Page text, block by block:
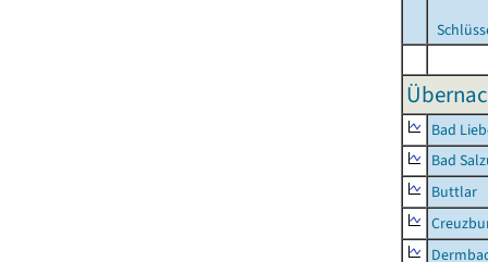
Bad
Bad
Buttlar